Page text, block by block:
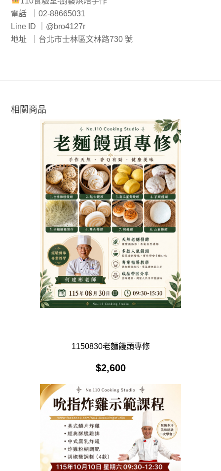
電話 ｜02-88665031
Line ID ｜@bro4127r
地址 ｜台北市士林區文林路730 號
相關商品
1150830老麵饅頭專修
$2,600